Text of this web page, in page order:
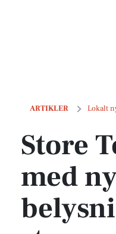
ARTIKLER Lokalt
Store Torv i Thisted
Store
med